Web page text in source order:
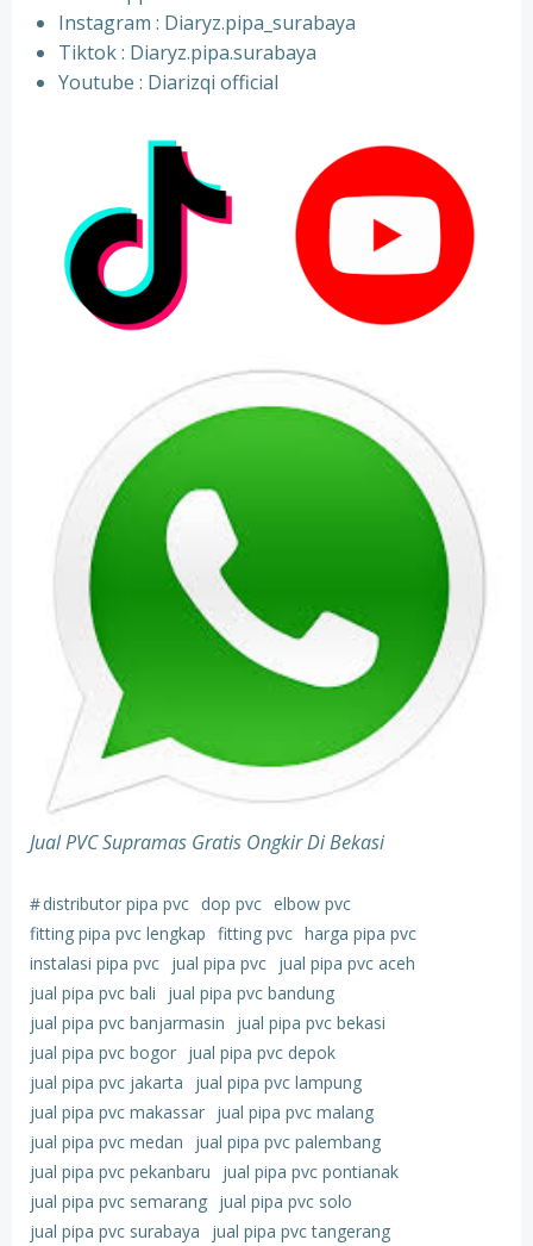
⁠Instagram : Diaryz.pipa_surabaya
⁠Tiktok : Diaryz.pipa.surabaya
⁠Youtube : Diarizqi official
Jual PVC Supramas Gratis Ongkir Di Bekasi
#distributor pipa pvc dop pvc elbow pvc
fitting pipa pvc lengkap fitting pvc harga pipa pvc
instalasi pipa pvc jual pipa pvc jual pipa pvc aceh
jual pipa pvc bali
jual pipa pvc bandung
jual pipa pvc banjarmasin
jual pipa pvc bekasi
jual pipa pvc bogor jual pipa pvc depok
jual pipa pvc jakarta
jual pipa pvc lampung
jual pipa pvc makassar jual pipa pvc malang
jual pipa pvc medan
jual pipa pvc palembang
jual pipa pvc pekanbaru
jual pipa pvc pontianak
jual pipa pvc semarang jual pipa pvc solo
jual pipa pvc surabaya
jual pipa pvc tangerang